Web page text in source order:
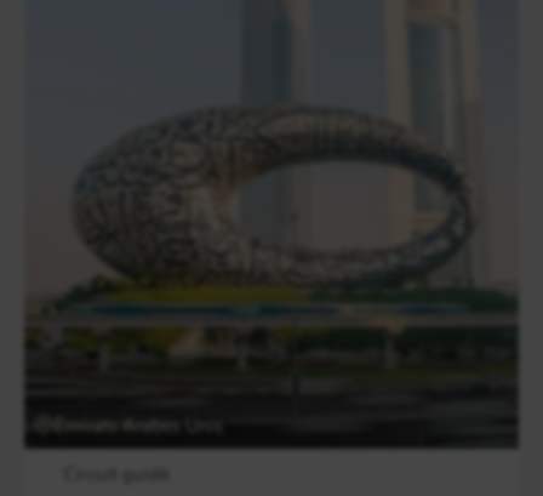
Émirats Arabes Unis